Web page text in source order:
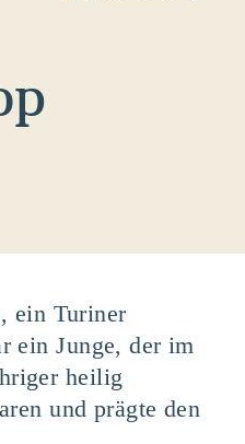
ein Turiner
ein Junge, der im
heilig
und prägte den